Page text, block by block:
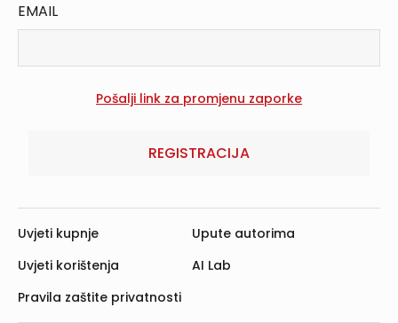
EMAIL
REGISTRACIJA
Uvjeti kupnje
Uvjeti korištenja
Pravila zaštite privatnosti
Upute autorima
AI Lab